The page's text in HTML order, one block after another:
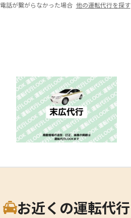
電話が繋がらなかった場合 他の運転代行を探す
お近くの運転代行